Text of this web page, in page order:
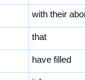
with their
that
have filled